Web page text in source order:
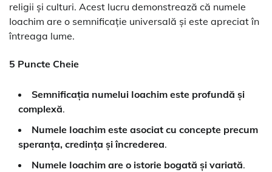
religii și culturi. Acest lucru demonstrează că numele
Ioachim are o semnificație universală și este apreciat în
întreaga lume.
5 Puncte Cheie
Semnificația numelui Ioachim este profundă și
complexă.
Numele Ioachim este asociat cu concepte precum
speranța, credința și încrederea.
Numele Ioachim are o istorie bogată și variată.